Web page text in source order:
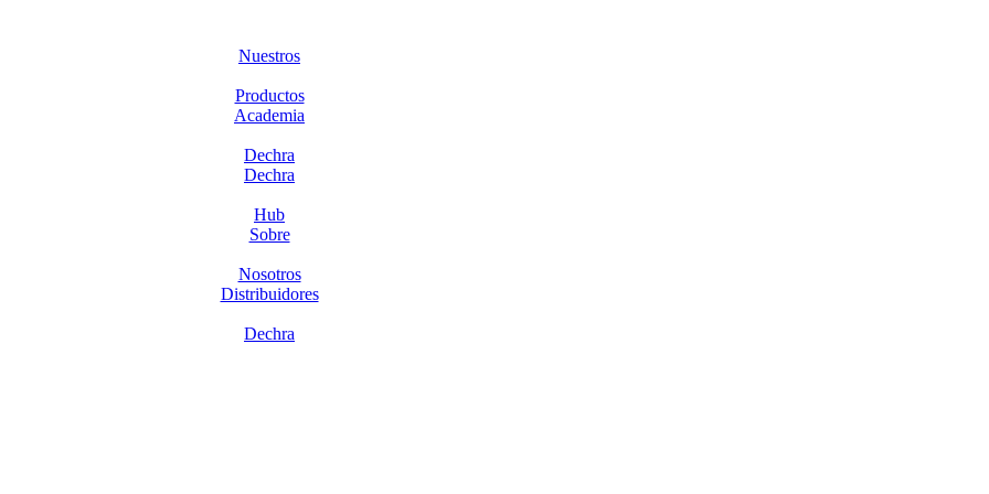
Nuestros
Productos
Academia
Dechra
Dechra
Hub
Sobre
Nosotros
Distribuidores
Dechra